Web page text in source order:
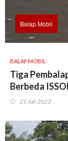
Balap Mobil
BALAP MOBIL
Tiga
Berbeda
21 Juli 2023